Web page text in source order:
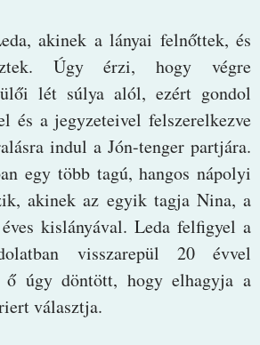
akinek a lányai felnőttek, és
Úgy érzi, hogy végre
lét súlya alól, ezért gondol
és a jegyzeteivel felszerelkezve
indul a Jón-tenger partjára.
egy több tagú, hangos nápolyi
akinek az egyik tagja Nina, a
kislányával. Leda felfigyel a
visszarepül 20 évvel
ő úgy döntött, hogy elhagyja a
választja.